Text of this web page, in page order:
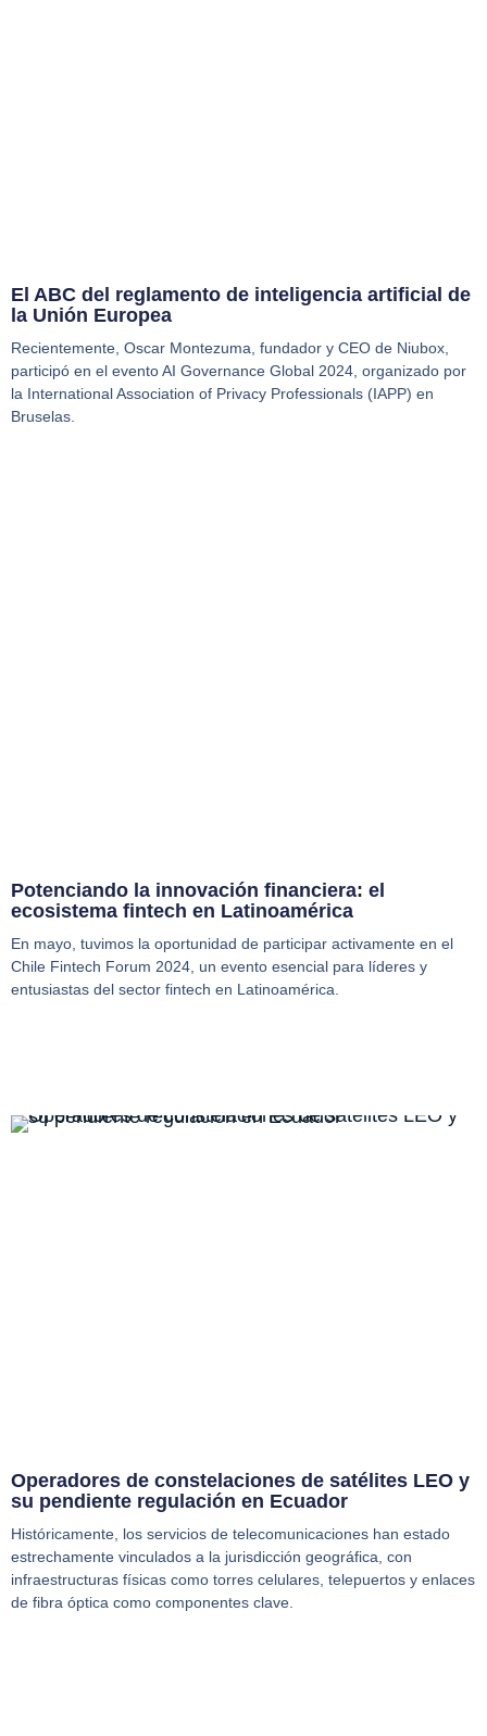
El ABC del reglamento de inteligencia artificial de
la Unión Europea
Recientemente, Oscar Montezuma, fundador y CEO de Niubox,
participó en el evento AI Governance Global 2024, organizado por
la International Association of Privacy Professionals (IAPP) en
Bruselas.
Potenciando la innovación financiera: el
ecosistema fintech en Latinoamérica
En mayo, tuvimos la oportunidad de participar activamente en el
Chile Fintech Forum 2024, un evento esencial para líderes y
entusiastas del sector fintech en Latinoamérica.
Operadores de constelaciones de satélites LEO y
su pendiente regulación en Ecuador
Históricamente, los servicios de telecomunicaciones han estado
estrechamente vinculados a la jurisdicción geográfica, con
infraestructuras físicas como torres celulares, telepuertos y enlaces
de fibra óptica como componentes clave.